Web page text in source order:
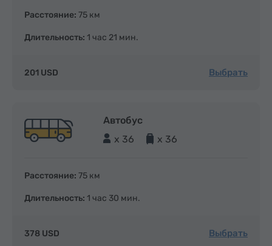
Расстояние: 75 км
Длительность: 1 час 21 мин.
201 USD Выбрать
Автобус
x 36
x 36
Расстояние: 75 км
Длительность: 1 час 30 мин.
378 USD Выбрать